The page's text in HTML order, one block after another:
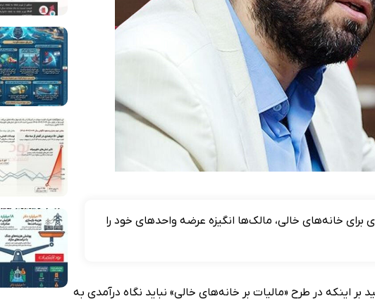
ارشد بازار مسکن گفت: با تعیین مالیات ۳۰ درصدی برای خانه‌های خالی، مالک‌ها انگیزه عرضه واحدهای خود را
بر اینکه در طرح «مالیات بر خانه‌های خالی» نباید نگاه درآمدی به